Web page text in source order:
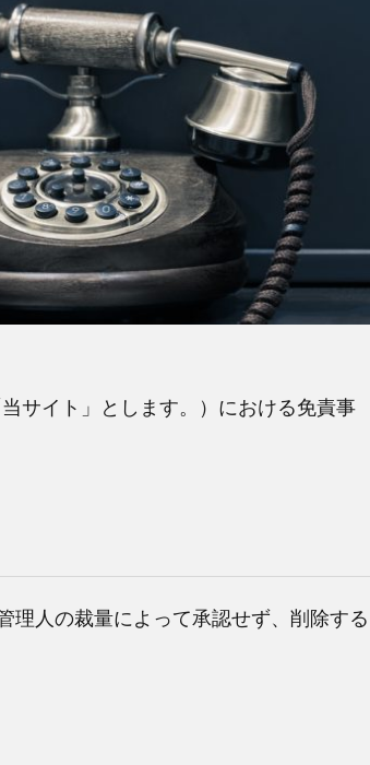
サイト」とします。）における免責事
理人の裁量によって承認せず、削除する